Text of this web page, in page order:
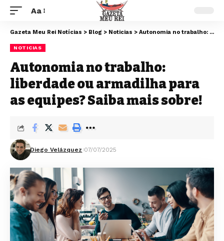
Aa
Gazeta Meu Rei Notícias > Blog > Noticias > Autonomia no trabalho: liberdade ou armadilha para as equipes? Saiba mais sobre!
NOTICIAS
Autonomia no trabalho:
liberdade ou armadilha para
as equipes? Saiba mais sobre!
Diego Velázquez 07/07/2025